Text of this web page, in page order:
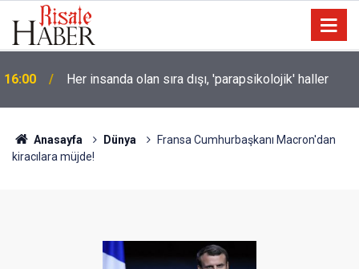
15:30
çocuğu katletti
Anasayfa Dünya
Fransa Cumhurbaşkanı Macron'dan
kiracılara müjde!